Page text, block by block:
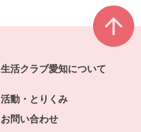
生活クラブ愛知について
活動・とりくみ
お問い合わせ